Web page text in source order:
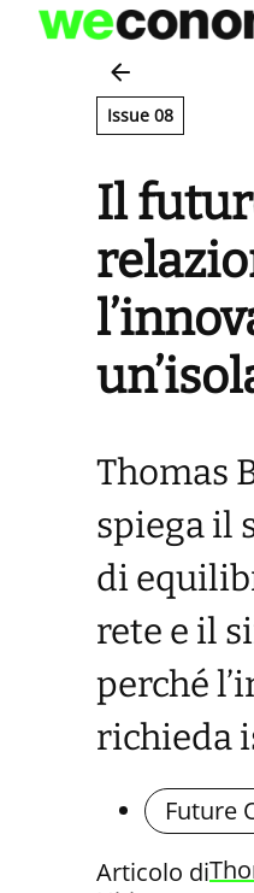
Vai
contenuto
Issue 08
Il
Thomas
spiega il
di
rete e il
perché
richieda
Future
Articolo di